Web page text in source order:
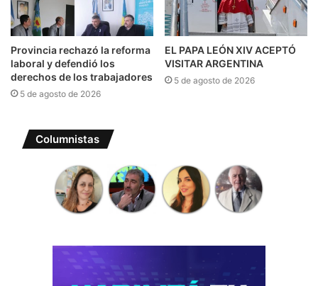
Provincia rechazó la reforma
laboral y defendió los
derechos de los trabajadores
5 de agosto de 2026
EL PAPA LEÓN XIV ACEPTÓ
VISITAR ARGENTINA
5 de agosto de 2026
Columnistas